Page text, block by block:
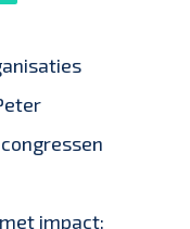
impact: